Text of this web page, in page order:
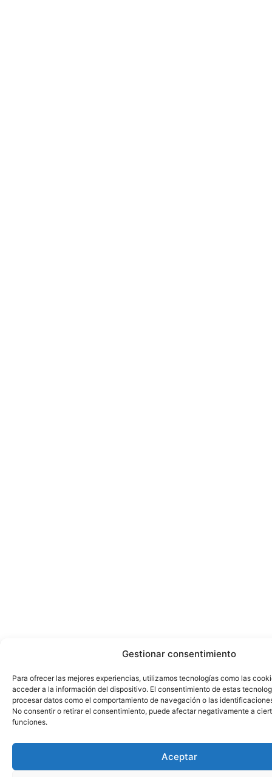
Gestionar consentimiento
Para ofrecer las mejores experiencias, utilizamos tecnologías como las
acceder a la información del dispositivo. El consentimiento de estas
procesar datos como el comportamiento de navegación o las
No consentir o retirar el consentimiento, puede afectar negativamente a
funciones.
Aceptar